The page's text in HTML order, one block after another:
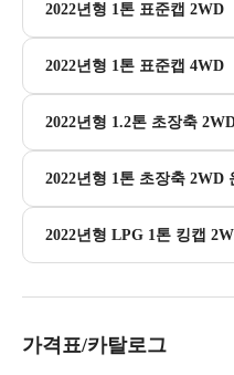
2022년형 1톤 표준캡 2WD
2022년형 1톤 표준캡 4WD
2022년형 1.2톤 초장축
2022년형 1톤 초장축 2WD
2022년형 LPG 1톤 킹캡
가격표/카탈로그